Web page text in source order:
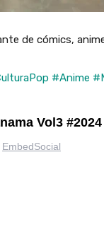
de cómics,
#Anime